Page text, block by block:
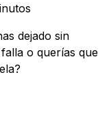
dejado sin
o querías que